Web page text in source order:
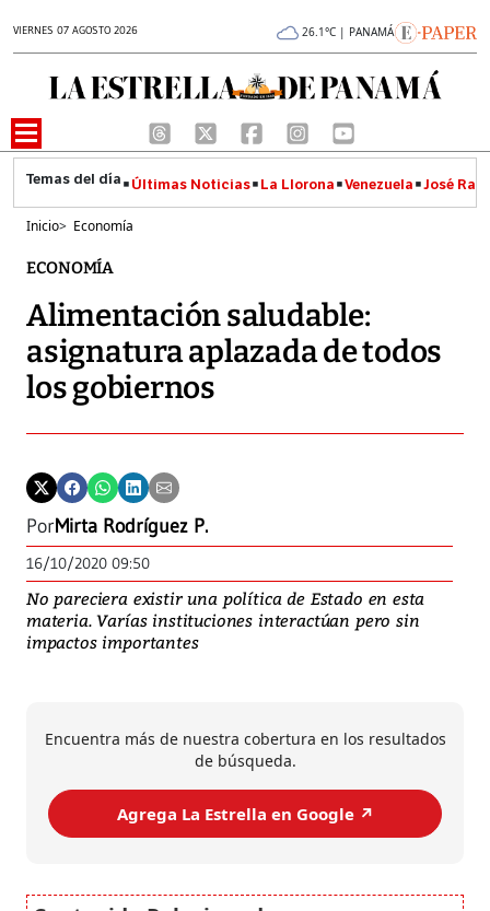
VIERNES 07 AGOSTO 2026 26.1°C | PANAMÁ
Últimas Noticias La Llorona Venezuela José
Inicio> Economía
ECONOMÍA
Alimentación saludable:
asignatura aplazada de todos
los gobiernos
PorMirta Rodríguez P.
16/10/2020 09:50
No pareciera existir una política de Estado en esta
materia. Varías instituciones interactúan pero sin
impactos importantes
Encuentra más de nuestra cobertura en los resultados
de búsqueda.
Agrega La Estrella en Google ↗️